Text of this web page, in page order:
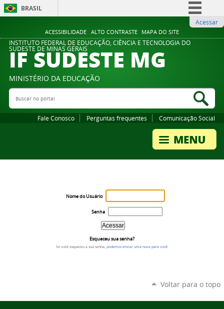
ACESSIBILIDADE ALTO CONTRASTE MAPA DO SITE
BRASIL
Comunica BR
Participe
Legislação
Acessar
INSTITUTO FEDERAL DE EDUCAÇÃO, CIÊNCIA E TECNOLOGIA DO
SUDESTE DE MINAS GERAIS
IF SUDESTE MG
MINISTÉRIO DA EDUCAÇÃO
Buscar no portal
Fale Conosco Perguntas frequentes Comunicação Social
Nome do Usuário
Senha
Esqueceu sua senha?
Se você esqueceu a sua senha, podemos enviar uma nova para você.
Voltar para o topo